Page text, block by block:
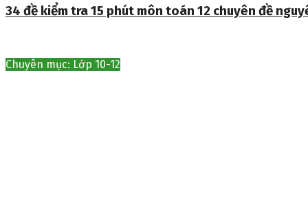
34 đề kiểm tra 15 phút môn toán 12 chuyên đề
Chuyên mục: Lớp 10-12